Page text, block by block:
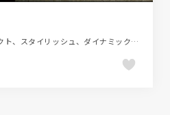
シンプル、スクロールエフェクト、スタイリッシュ、ダイナミック、ブラック系 、ホワイト系、モーション多め、レッド系、大きめ写真、施設・店舗サイト、海外サイト、飲食店・グルメ・ウェディング